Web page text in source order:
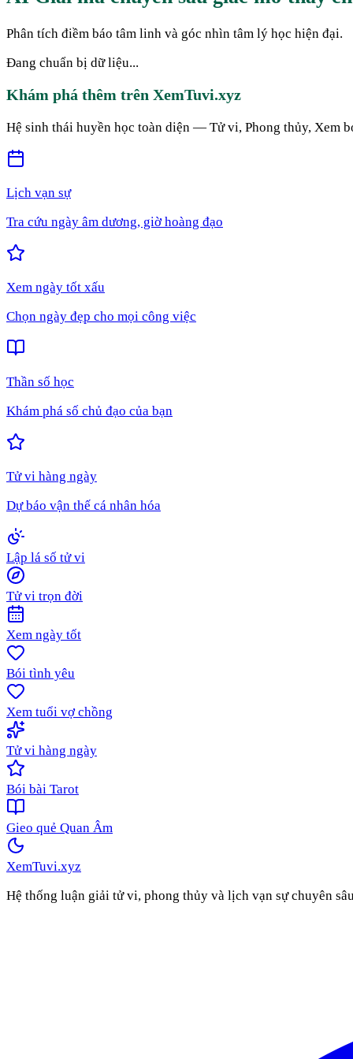
Phân tích điềm báo tâm linh và góc nhìn tâm lý học hiện đại.
Đang chuẩn bị dữ liệu...
Khám phá thêm trên XemTuvi.xyz
Hệ sinh thái huyền học toàn diện — Tử vi, Phong thủy, Xem
Lịch vạn sự
Tra cứu ngày âm dương, giờ hoàng đạo
Xem ngày tốt xấu
Chọn ngày đẹp cho mọi công việc
Thần số học
Khám phá số chủ đạo của bạn
Tử vi hàng ngày
Dự báo vận thế cá nhân hóa
Lập lá số tử vi
Tử vi trọn đời
Xem ngày tốt
Bói tình yêu
Xem tuổi vợ chồng
Tử vi hàng ngày
Bói bài Tarot
Gieo quẻ Quan Âm
XemTuvi.xyz
Hệ thống luận giải tử vi, phong thủy và lịch vạn sự chuyên